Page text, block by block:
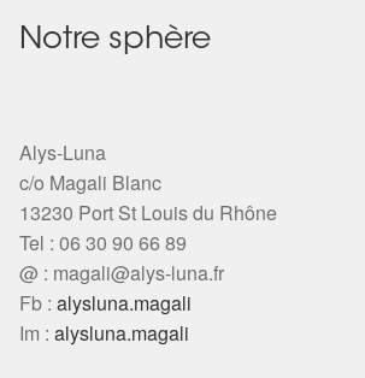
Notre sphère
Alys-Luna
c/o Magali Blanc
13230 Port St Louis du Rhône
Tel : 06 30 90 66 89
@ : magali@alys-luna.fr
Fb : alysluna.magali
Im : alysluna.magali